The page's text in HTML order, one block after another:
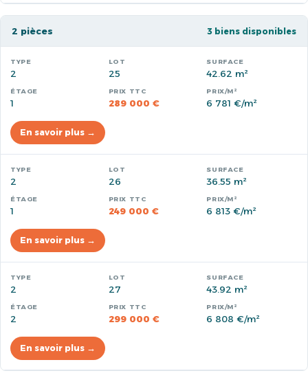
2 pièces 3 biens disponibles
2 25 42.62 m²
1 289 000 € 6 781 €/m²
En savoir plus →
2 26 36.55 m²
1 249 000 € 6 813 €/m²
En savoir plus →
2 27 43.92 m²
2 299 000 € 6 808 €/m²
En savoir plus →